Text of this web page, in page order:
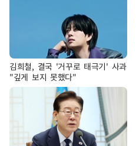
김희철, 결국 '거꾸로 태극기' 사과
"깊게 보지 못했다"